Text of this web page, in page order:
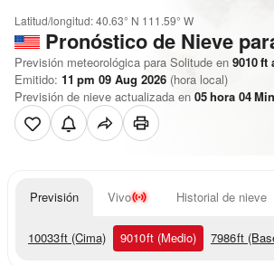
Latitud/longitud:40.63° N 111.59° W
Pronóstico de Nieve
Previsión meteorológica para Solitude en 9010ft
Emitido: 11 pm 09 Aug 2026 (hora local)
Previsión de nieve actualizada en 05hora 04Min
Previsión Vivo Historial de nieve
10033ft (Cima) 9010ft (Medio) 7986ft